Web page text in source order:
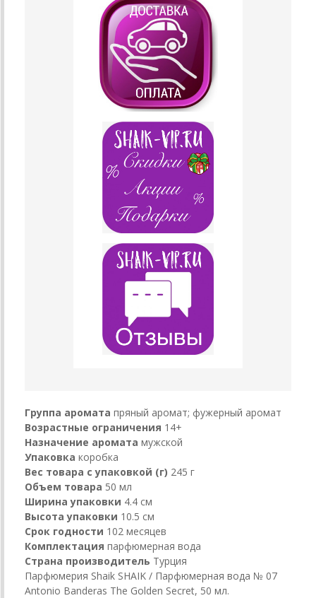
Группа аромата пряный аромат; фужерный аромат
Возрастные ограничения 14+
Назначение аромата мужской
Упаковка коробка
Вес товара с упаковкой (г) 245 г
Объем товара 50 мл
Ширина упаковки 4.4 см
Высота упаковки 10.5 см
Срок годности 102 месяцев
Комплектация парфюмерная вода
Страна производитель Турция
Парфюмерия Shaik SHAIK / Парфюмерная вода № 07
Antonio Banderas The Golden Secret, 50 мл.